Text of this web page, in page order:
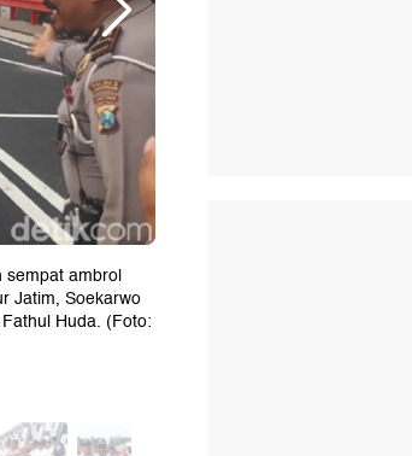
sempat ambrol
Jatim, Soekarwo
Huda. (Foto: